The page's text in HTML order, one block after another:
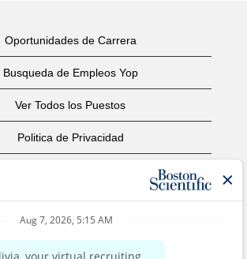
Oportunidades de Carrera
Busqueda de Empleos Yop
Ver Todos los Puestos
Politica de Privacidad
Aviso de Derechos de Autor